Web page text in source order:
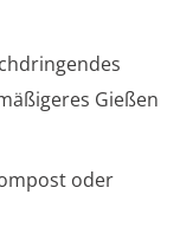
Gießen
oder